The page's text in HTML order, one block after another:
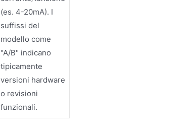
(es. 4-20mA). I
suffissi del
modello come
"A/B" indicano
tipicamente
versioni hardware
o revisioni
funzionali.